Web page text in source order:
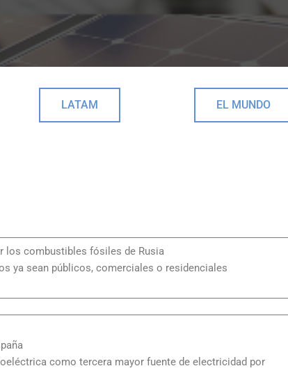
LATAM EL MUNDO
los combustibles fósiles de Rusia
ya sean públicos, comerciales o residenciales
como tercera mayor fuente de electricidad por